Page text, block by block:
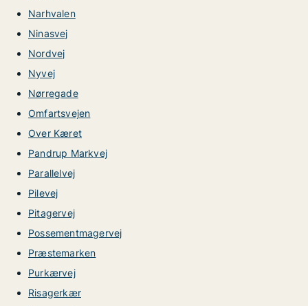
Narhvalen
Ninasvej
Nordvej
Nyvej
Nørregade
Omfartsvejen
Over Kæret
Pandrup Markvej
Parallelvej
Pilevej
Pitagervej
Possementmagervej
Præstemarken
Purkærvej
Risagerkær